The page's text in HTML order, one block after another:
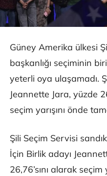
Güney Amerika ülkesi
başkanlığı seçiminin
yeterli oya ulaşamadı.
Jeannette Jara, yüzde
seçim yarışını önde
Şili Seçim Servisi
İçin Birlik adayı
26,76’sını alarak seçim